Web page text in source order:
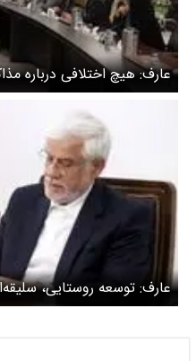
عارف: هیچ اختلافی درباره
ندارد
عارف: توسعه روستایی،